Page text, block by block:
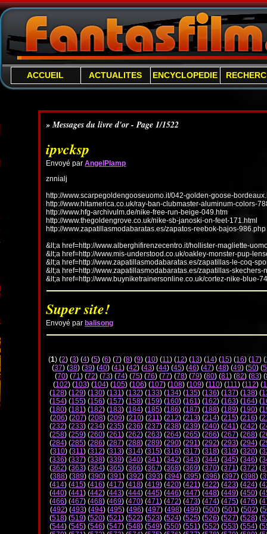
ACCUEIL ACTUALITES ENCYCLOPEDIE
» Messages du livre d'or - Page 1/1522
ipvcksp
Envoyé parAngelPlamp
znnialj
http://www.scarpegoldengooseuomo.it/042-golden-goose-
http://www.hitamerica.co.uk/ray-ban-clubmaster-aluminum-colors-
http://www.hfg-archivulm.de/nike-free-run-beige-049.htm
http://www.thegoldengrove.co.uk/nike-sb-janoski-on-feet-171.html
http://www.zapatillasmodabaratas.es/zapatos-reebok-bajos-986.php
&lt;a href=http://www.alberghifirenzecentro.it/hollister-magliette-
&lt;a href=http://www.mis-understood.co.uk/oakley-monster-pup-
&lt;a href=http://www.zapatillasmodabaratas.es/zapatillas-le-coq-
&lt;a href=http://www.zapatillasmodabaratas.es/zapatillas-
&lt;a href=http://www.buyniketrainersonline.co.uk/cortez-nike-blue-
Super site!
Envoyé par balisong
(1) (2) (3) (4) (5) (6) (7) (8) (9) (10) (11) (12) (13) (14) (15) (16) (17) (
(37) (38) (39) (40) (41) (42) (43) (44) (45) (46) (47) (48) (49) (50) (
(70) (71) (72) (73) (74) (75) (76) (77) (78) (79) (80) (81) (82) (83) (
(102) (103) (104) (105) (106) (107) (108) (109) (110) (111) (112) (
(128) (129) (130) (131) (132) (133) (134) (135) (136) (137) (138) (
(154) (155) (156) (157) (158) (159) (160) (161) (162) (163) (164) (
(180) (181) (182) (183) (184) (185) (186) (187) (188) (189) (190) (
(206) (207) (208) (209) (210) (211) (212) (213) (214) (215) (216) (
(232) (233) (234) (235) (236) (237) (238) (239) (240) (241) (242) (
(258) (259) (260) (261) (262) (263) (264) (265) (266) (267) (268) (
(284) (285) (286) (287) (288) (289) (290) (291) (292) (293) (294) (
(310) (311) (312) (313) (314) (315) (316) (317) (318) (319) (320) (
(336) (337) (338) (339) (340) (341) (342) (343) (344) (345) (346) (
(362) (363) (364) (365) (366) (367) (368) (369) (370) (371) (372) (
(388) (389) (390) (391) (392) (393) (394) (395) (396) (397) (398) (
(414) (415) (416) (417) (418) (419) (420) (421) (422) (423) (424) (
(440) (441) (442) (443) (444) (445) (446) (447) (448) (449) (450) (
(466) (467) (468) (469) (470) (471) (472) (473) (474) (475) (476) (
(492) (493) (494) (495) (496) (497) (498) (499) (500) (501) (502) (
(518) (519) (520) (521) (522) (523) (524) (525) (526) (527) (528) (
(544) (545) (546) (547) (548) (549) (550) (551) (552) (553) (554) (